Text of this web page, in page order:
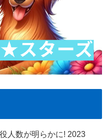
人数が明らかに! 2023